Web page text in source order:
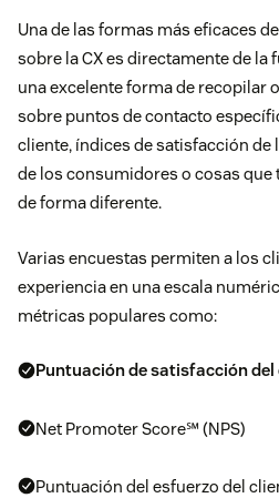
Una de las formas más eficaces
sobre la CX es directamente de la
una excelente forma de recopilar
sobre puntos de contacto
cliente, índices de satisfacción de
de los consumidores o cosas que
de forma diferente.
Varias encuestas permiten a los
experiencia en una escala
métricas populares como:
Puntuación de satisfacción del
Net Promoter Score℠ (NPS)
Puntuación del esfuerzo del